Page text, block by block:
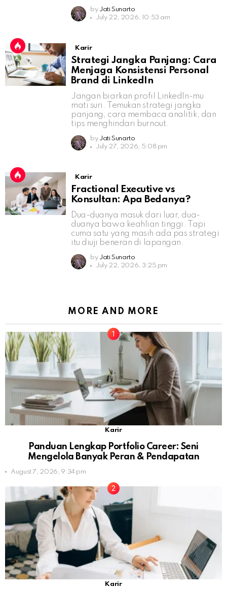
by Jati Sunarto
July 22, 2026, 10:53 am
Karir
Strategi Jangka Panjang: Cara
Menjaga Konsistensi Personal
Brand di LinkedIn
Jangan biarkan profil LinkedIn-mu
mati suri. Temukan strategi jangka
panjang, cara membaca analitik, dan
tips menghindari burnout.
by Jati Sunarto
July 27, 2026, 5:08 pm
Karir
Fractional Executive vs
Konsultan: Apa Bedanya?
Dua-duanya masuk dari luar, dua-
duanya bawa keahlian tinggi. Tapi
cuma satu yang masih ada pas strategi
itu diuji beneran di lapangan.
by Jati Sunarto
July 22, 2026, 3:25 pm
MORE AND MORE
Karir
Panduan Lengkap Portfolio Career: Seni
Mengelola Banyak Peran & Pendapatan
August 7, 2026, 9:34 pm
Karir